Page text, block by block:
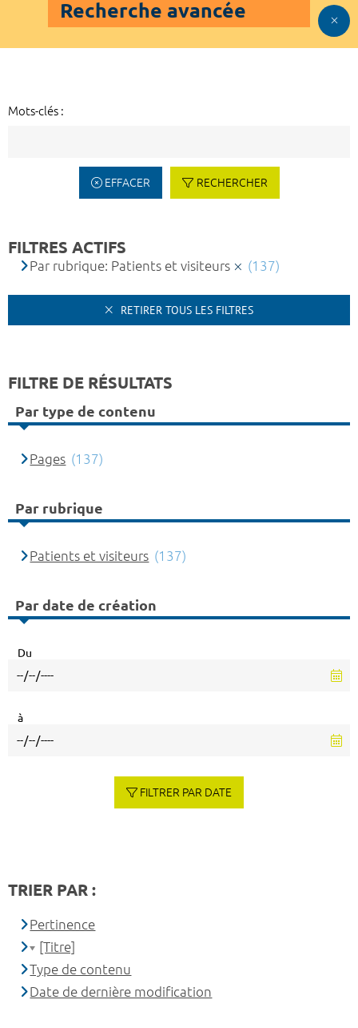
Recherche avancée
Mots-clés :
EFFACER RECHERCHER
FILTRES ACTIFS
Par rubrique: Patients et visiteurs (137)
RETIRER TOUS LES FILTRES
FILTRE DE RÉSULTATS
Par type de contenu
Pages (137)
Par rubrique
Patients et visiteurs (137)
Par date de création
Du
à
FILTRER PAR DATE
TRIER PAR :
Pertinence
[Titre]
Type de contenu
Date de dernière modification